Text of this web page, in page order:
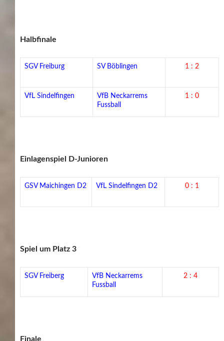
Halbfinale
SGV Freiburg SV Böblingen 1 : 2
VfL Sindelfingen
VfB Neckarrems
Fussball
1 : 0
Einlagenspiel D-Junioren
GSV Maichingen D2 VfL Sindelfingen D2 0 : 1
Spiel um Platz 3
SGV Freiberg
VfB Neckarrems
Fussball
2 : 4
Finale